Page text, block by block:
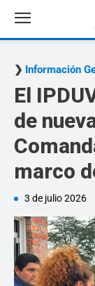
Información
El
de
marco
3 de julio 2026